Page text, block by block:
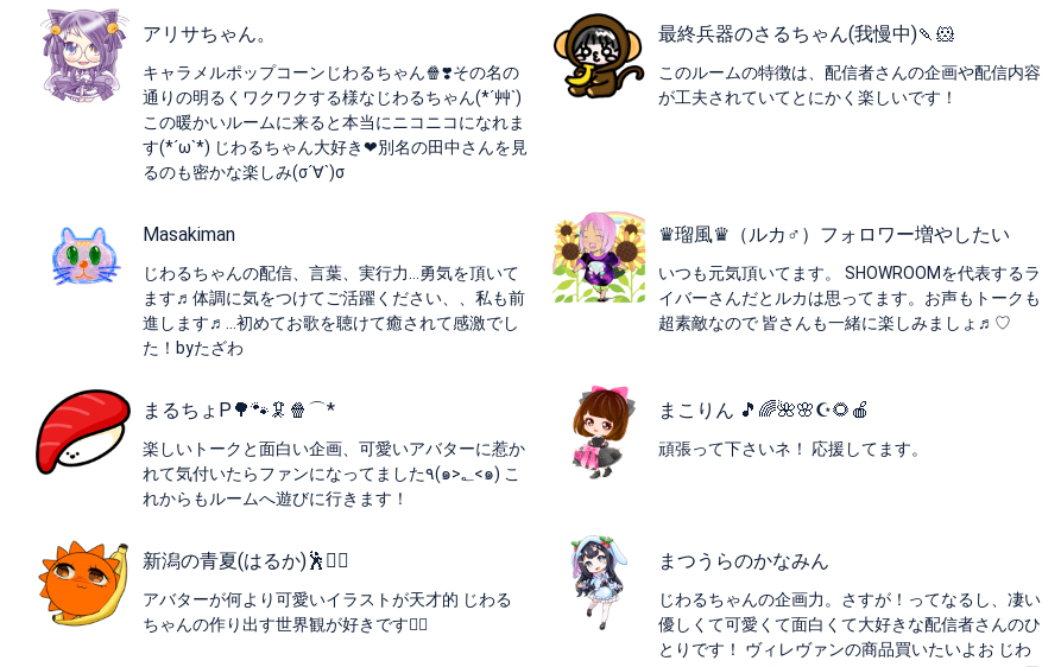
アリサちゃん。
キャラメルポップコーンじわるちゃん🍿❣️その名の
通りの明るくワクワクする様なじわるちゃん(*´艸`)
この暖かいルームに来ると本当にニコニコになれま
す(*´ω`*) じわるちゃん大好き❤別名の田中さんを見
るのも密かな楽しみ(σ´∀`)σ
最終兵器のさるちゃん(我慢中)🍡‪🐹
このルームの特徴は、配信者さんの企画や配信内容
が工夫されていてとにかく楽しいです！
Masakiman
じわるちゃんの配信、言葉、実行力…勇気を頂いて
ます♬体調に気をつけてご活躍ください、、私も前
進します♬…初めてお歌を聴けて癒されて感激でし
た！byたざわ
♛︎瑠風♛︎（ルカ♂）フォロワー増やしたい
いつも元気頂いてます。 SHOWROOMを代表するラ
イバーさんだとルカは思ってます。お声もトークも
超素敵なので 皆さんも一緒に楽しみましょ♬︎♡
まるちょP🌳🐾🦑🍿⌒*
楽しいトークと面白い企画、可愛いアバターに惹か
れて気付いたらファンになってました‎٩(๑>؂<๑) こ
れからもルームへ遊びに行きます！
まこりん 🎵🌈🌺🌸☪️🌻🍎
頑張って下さいネ！ 応援してます。
新潟の青夏(はるか)🕺❤️‍🔥
アバターが何より可愛いイラストが天才的 じわる
ちゃんの作り出す世界観が好きです❤️‍🔥
まつうらのかなみん
じわるちゃんの企画力。さすが！ってなるし、凄い
優しくて可愛くて面白くて大好きな配信者さんのひ
とりです！ ヴィレヴァンの商品買いたいよお じわ